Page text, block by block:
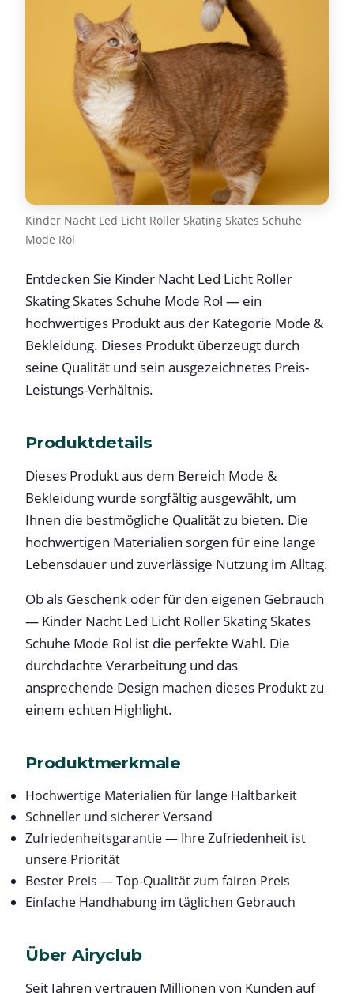
Kinder Nacht Led Licht Roller Skating Skates Schuhe
Mode Rol
Entdecken Sie Kinder Nacht Led Licht Roller
Skating Skates Schuhe Mode Rol — ein
hochwertiges Produkt aus der Kategorie Mode &
Bekleidung. Dieses Produkt überzeugt durch
seine Qualität und sein ausgezeichnetes Preis-
Leistungs-Verhältnis.
Produktdetails
Dieses Produkt aus dem Bereich Mode &
Bekleidung wurde sorgfältig ausgewählt, um
Ihnen die bestmögliche Qualität zu bieten. Die
hochwertigen Materialien sorgen für eine lange
Lebensdauer und zuverlässige Nutzung im Alltag.
Ob als Geschenk oder für den eigenen Gebrauch
— Kinder Nacht Led Licht Roller Skating Skates
Schuhe Mode Rol ist die perfekte Wahl. Die
durchdachte Verarbeitung und das
ansprechende Design machen dieses Produkt zu
einem echten Highlight.
Produktmerkmale
Hochwertige Materialien für lange Haltbarkeit
Schneller und sicherer Versand
Zufriedenheitsgarantie — Ihre Zufriedenheit ist
unsere Priorität
Bester Preis — Top-Qualität zum fairen Preis
Einfache Handhabung im täglichen Gebrauch
Über Airyclub
Seit Jahren vertrauen Millionen von Kunden auf